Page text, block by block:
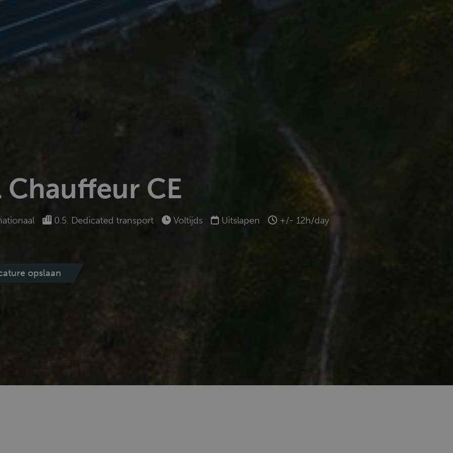
CE
0.5. Dedicated transport Voltijds Uitslapen +/- 12h/day
opslaan